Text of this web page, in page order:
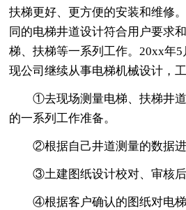
扶梯更好、更方便的安装和维修
同的电梯井道设计符合用户要求
梯、扶梯等一系列工作。20xx年
现公司继续从事电梯机械设计，
①去现场测量电梯、扶梯井
的一系列工作准备。
②根据自己井道测量的数据进
③土建图纸设计校对、审核后
④根据客户确认的图纸对电